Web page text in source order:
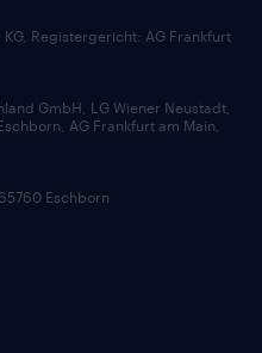
Registergericht: AG Frankfurt
GmbH, LG Wiener Neustadt,
AG Frankfurt am Main,
Eschborn